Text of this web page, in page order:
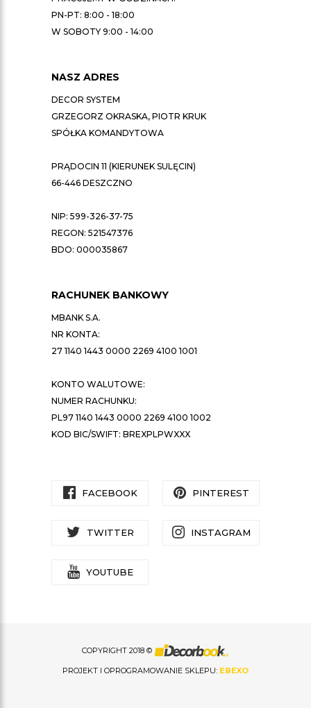
PN-PT: 8:00 - 18:00
W SOBOTY 9:00 - 14:00
NASZ ADRES
DECOR SYSTEM
GRZEGORZ OKRASKA, PIOTR KRUK
SPÓŁKA KOMANDYTOWA
PRĄDOCIN 11 (KIERUNEK SULĘCIN)
66-446 DESZCZNO
NIP: 599-326-37-75
REGON: 521547376
BDO: 000035867
RACHUNEK BANKOWY
MBANK S.A.
NR KONTA:
27 1140 1443 0000 2269 4100 1001
KONTO WALUTOWE:
NUMER RACHUNKU:
PL97 1140 1443 0000 2269 4100 1002
KOD BIC/SWIFT: BREXPLPWXXX
FACEBOOK PINTEREST
TWITTER INSTAGRAM
YOUTUBE
COPYRIGHT 2018 ©
PROJEKT I OPROGRAMOWANIE SKLEPU: EBEXO